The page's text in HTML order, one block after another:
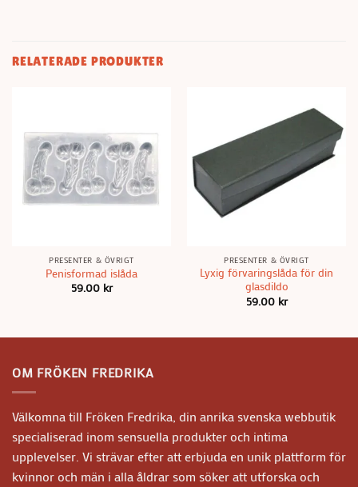
RELATERADE PRODUKTER
PRESENTER & ÖVRIGT
Penisformad islåda
59.00 kr
PRESENTER & ÖVRIGT
Lyxig förvaringslåda för din
glasdildo
59.00 kr
OM FRÖKEN FREDRIKA
Välkomna till Fröken Fredrika, din anrika svenska webbutik
specialiserad inom sensuella produkter och intima
upplevelser. Vi strävar efter att erbjuda en unik plattform för
kvinnor och män i alla åldrar som söker att utforska och